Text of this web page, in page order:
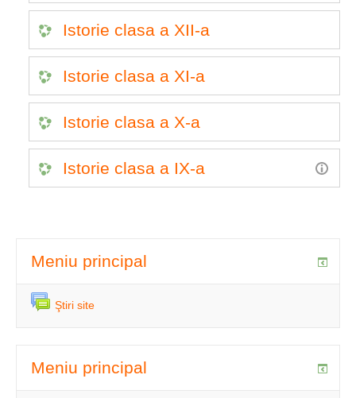
Istorie clasa a XII-a
Istorie clasa a XI-a
Istorie clasa a X-a
Istorie clasa a IX-a
Meniu principal
Ştiri site
Meniu principal